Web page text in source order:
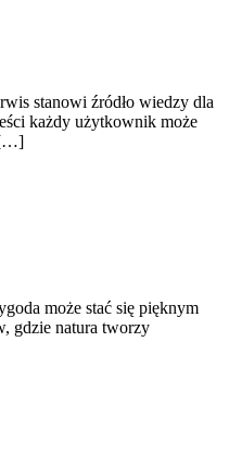
stanowi źródło wiedzy dla
każdy użytkownik może
[…]
może stać się pięknym
gdzie natura tworzy